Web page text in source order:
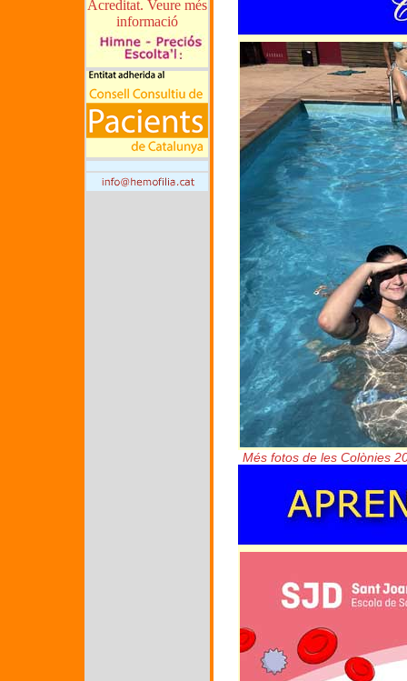
Més fotos de les Colònies